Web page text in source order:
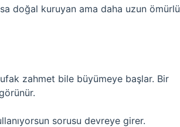
doğal kuruyan ama daha uzun ömürlü
zahmet bile büyümeye başlar. Bir
sorusu devreye girer.